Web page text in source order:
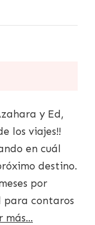
y Ed,
los viajes!!
en cuál
destino.
por
para contaros
más...